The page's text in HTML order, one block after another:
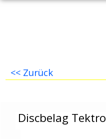
<< Zurück
Discbelag Tektro